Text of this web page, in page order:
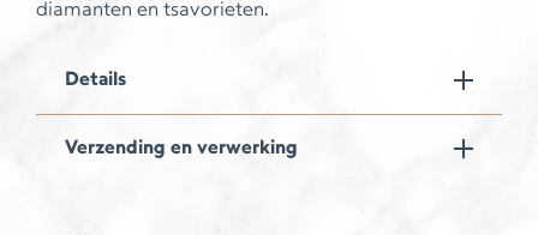
diamanten en tsavorieten.
Details
Verzending en verwerking